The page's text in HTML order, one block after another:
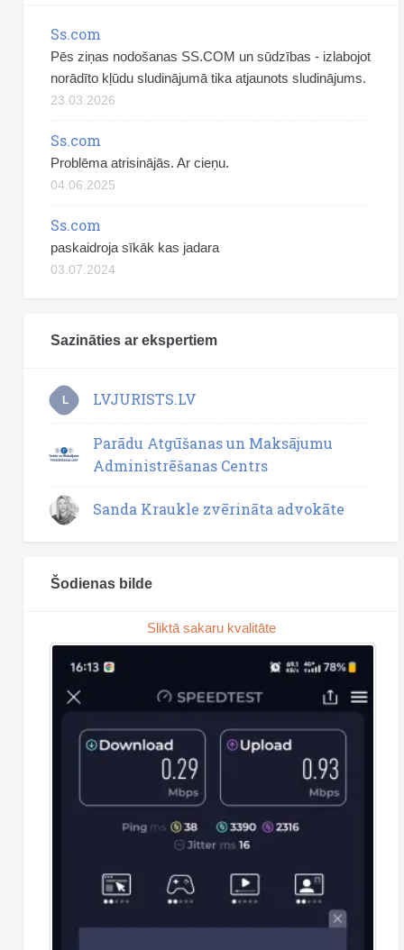
Ss.com
Pēs ziņas nodošanas SS.COM un sūdzības - izlabojot
norādīto kļūdu sludinājumā tika atjaunots sludinājums.
23.03.2026
Ss.com
Problēma atrisinājās. Ar cieņu.
04.06.2025
Ss.com
paskaidroja sīkāk kas jadara
03.07.2024
Sazināties ar ekspertiem
L LVJURISTS.LV
Parādu Atgūšanas un Maksājumu
Administrēšanas Centrs
Sanda Kraukle zvērināta advokāte
Šodienas bilde
Sliktā sakaru kvalitāte